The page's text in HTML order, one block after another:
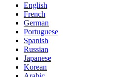
English
French
German
Portuguese
Spanish
Russian
Japanese
Korean